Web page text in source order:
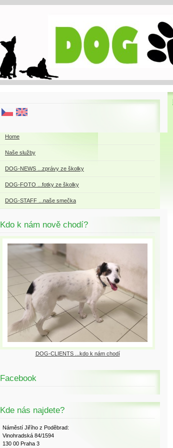
Home
Naše služby
DOG-NEWS ...zprávy ze školky
DOG-FOTO ...fotky ze školky
DOG-STAFF ...naše smečka
Kdo k nám nově chodí?
DOG-CLIENTS ...kdo k nám chodí
Facebook
Kde nás najdete?
Náměstí Jiřího z Poděbrad:
Vinohradská 84/1594
130 00 Praha 3